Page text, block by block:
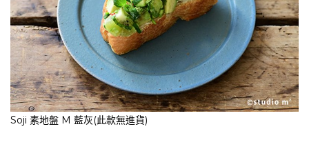
Soji 素地盤 M 藍灰(此款無進貨)